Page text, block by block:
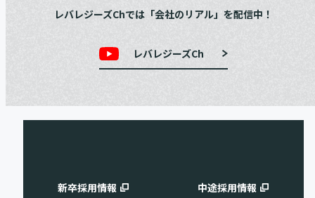
レバレジーズChでは「会社のリアル」を配信中！
レバレジーズCh
新卒採用情報 中途採用情報